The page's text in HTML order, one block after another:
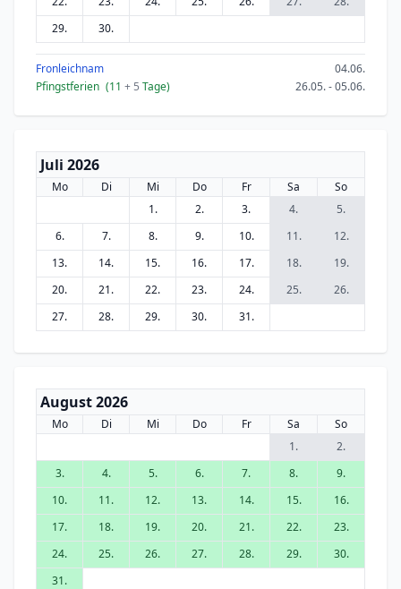
29.
30.
Fronleichnam
04.06.
Pfingstferien (11 + 5 Tage) 26.05. - 05.06.
Juli 2026
Mo Di Mi Do Fr Sa
So
1.
2. 3. 4.
5.
6.
7. 8. 9. 10. 11.
12.
13.
14. 15. 16. 17. 18.
19.
20.
21. 22. 23. 24. 25.
26.
27.
28. 29. 30. 31.
August 2026
Mo Di Mi Do Fr Sa
So
1.
2.
3.
4. 5. 6. 7. 8.
9.
10.
11. 12. 13. 14. 15.
16.
17.
18. 19. 20. 21. 22.
23.
24.
25. 26. 27. 28. 29.
30.
31.